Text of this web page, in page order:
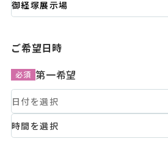
ご希望日時
必須 第一希望